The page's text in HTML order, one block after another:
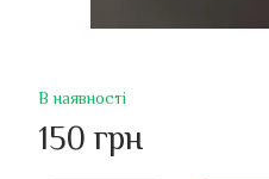
В наявності
150 грн